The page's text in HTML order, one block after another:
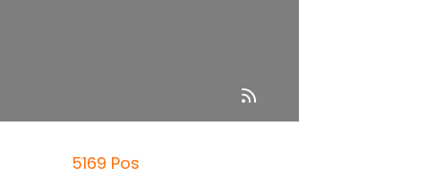
5169 Pos